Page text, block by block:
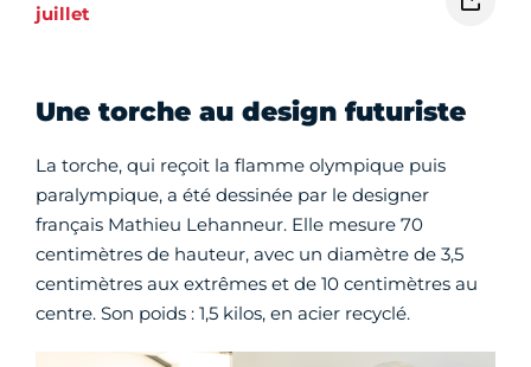
juillet
Une torche au design futuriste
La torche, qui reçoit la flamme olympique puis
paralympique, a été dessinée par le designer
français Mathieu Lehanneur. Elle mesure 70
centimètres de hauteur, avec un diamètre de 3,5
centimètres aux extrêmes et de 10 centimètres au
centre. Son poids : 1,5 kilos, en acier recyclé.